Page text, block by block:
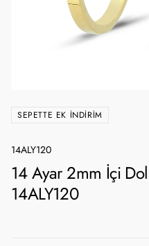
SEPETTE EK İNDIRIM
14ALY120
14 Ayar 2mm İçi
14ALY120